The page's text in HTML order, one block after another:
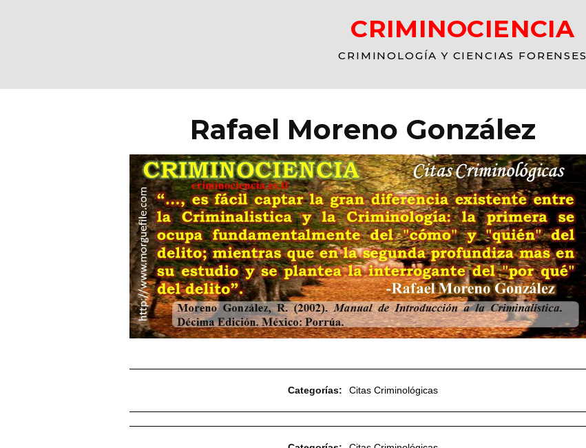
CRIMINOCIENCIA
CRIMINOLOGÍA Y CIENCIAS FORENSES
Rafael Moreno González
Categorías: Citas Criminológicas